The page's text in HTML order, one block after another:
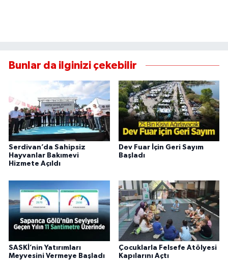
Bunlar da ilginizi çekebilir
Serdivan’da Sahipsiz
Hayvanlar Bakımevi
Hizmete Açıldı
Dev Fuar İçin Geri Sayım
Başladı
SASKİ’nin Yatırımları
Meyvesini Vermeye Başladı
Çocuklarla Felsefe Atölyesi
Kapılarını Açtı